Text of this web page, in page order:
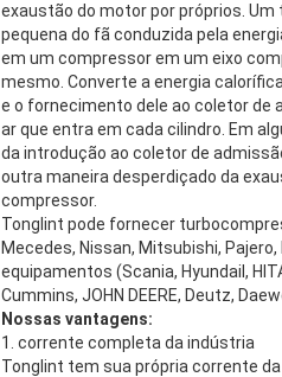
exaustão do motor por próprios.
pequena do fã conduzida pela
em um compressor em um eixo
mesmo. Converte a energia
e o fornecimento dele ao coletor de
ar que entra em cada cilindro. Em
da introdução ao coletor de
outra maneira desperdiçado da
compressor.
Tonglint pode fornecer
Mecedes, Nissan, Mitsubishi,
equipamentos (Scania, HyundaiI,
Cummins, JOHN DEERE, Deutz,
Nossas vantagens:
1. corrente completa da indústria
Tonglint tem sua própria corrente